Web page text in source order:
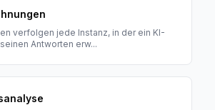
verfolgen jede Instanz, in der ein KI-
Antworten erw...